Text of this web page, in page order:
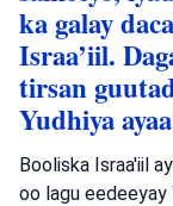
ka galay
Israa’iil.
tirsan
Yudhiya
Booliska Israa'iil
oo lagu eedeeyay